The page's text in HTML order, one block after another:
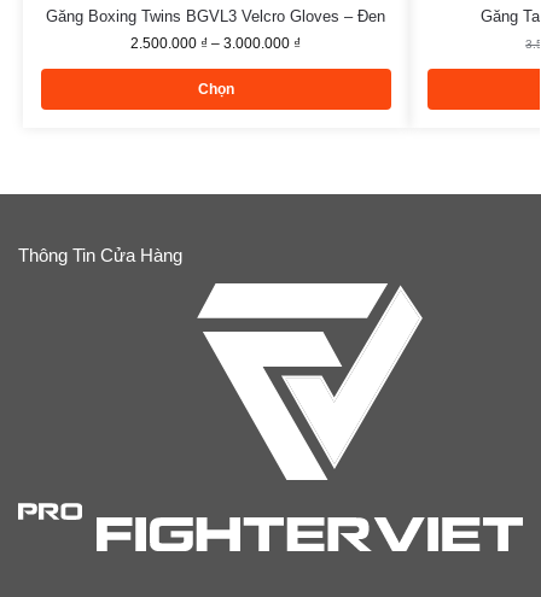
Găng Boxing Twins BGVL3 Velcro Gloves – Đen
2.500.000 ₫ – 3.000.000 ₫
Chọn
Găng
Thông Tin Cửa Hàng